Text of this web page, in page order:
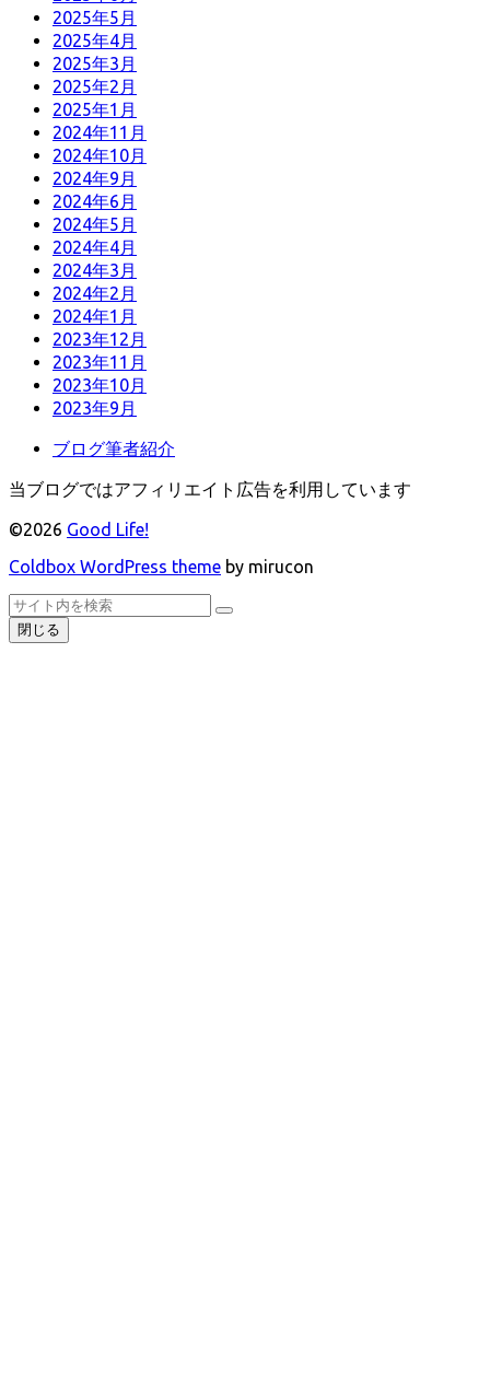
2025年5月
2025年4月
2025年3月
2025年2月
2025年1月
2024年11月
2024年10月
2024年9月
2024年6月
2024年5月
2024年4月
2024年3月
2024年2月
2024年1月
2023年12月
2023年11月
2023年10月
2023年9月
ブログ筆者紹介
当ブログではアフィリエイト広告を利用しています
©2026 Good Life!
Coldbox WordPress theme by mirucon
ト
ッ
プ
検
索
検
閉じる